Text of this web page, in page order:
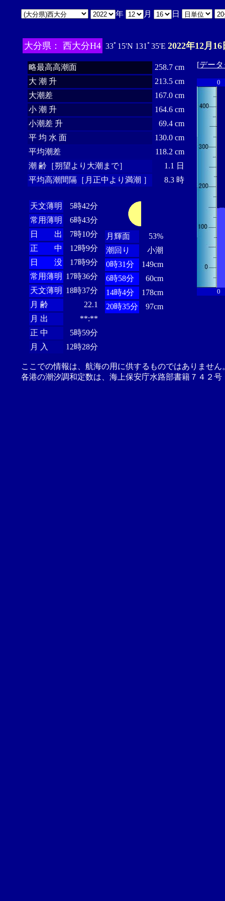
年 月 日
大分県： 西大分H4 33ﾟ15'N 131ﾟ35'E 2022年12月
略最高高潮面
258.7 cm
大 潮 升
213.5 cm
大潮差
167.0 cm
小 潮 升
164.6 cm
小潮差 升
69.4 cm
平 均 水 面
130.0 cm
平均潮差
118.2 cm
潮 齢［朔望より大潮まで］
1.1 日
平均高潮間隔［月正中より満潮 ］
8.3 時
天文薄明
5時42分
常用薄明
6時43分
日 出
7時10分
正 中
12時9分
日 没
17時9分
常用薄明 17時36分
天文薄明 18時37分
月 齢
22.1
月 出
**:**
正 中
5時59分
月 入
12時28分
月輝面
53%
潮回り
小潮
0時31分
149cm
6時58分
60cm
14時4分
178cm
20時35分
97cm
[デー
0
0
ここでの情報は、航海の用に供するものではありませ
各港の潮汐調和定数は、海上保安庁水路部書籍７４２